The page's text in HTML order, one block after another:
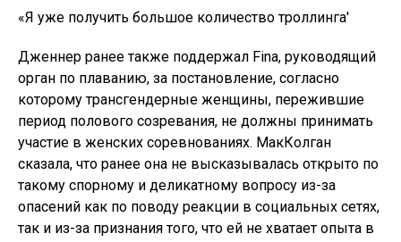
«Я уже получить большое количество троллинга'
Дженнер ранее также поддержал Fina, руководящий
орган по плаванию, за постановление, согласно
которому трансгендерные женщины, пережившие
период полового созревания, не должны принимать
участие в женских соревнованиях. МакКолган
сказала, что ранее она не высказывалась открыто по
такому спорному и деликатному вопросу из-за
опасений как по поводу реакции в социальных сетях,
так и из-за признания того, что ей не хватает опыта в